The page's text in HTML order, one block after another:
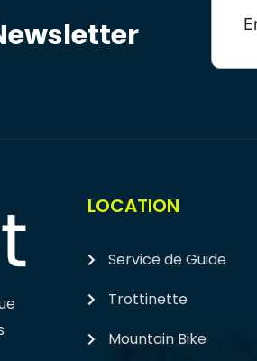
LOCATION
Service de Guide
Trottinette
Mountain Bike